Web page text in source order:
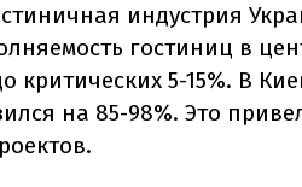
индустрия
гостиниц в
критических 5-15%. В
на 85-98%. Это